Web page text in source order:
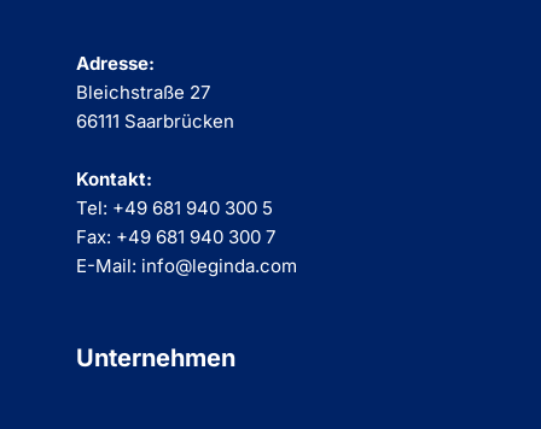
Adresse:
Bleichstraße 27
66111 Saarbrücken
Kontakt:
Tel: +49 681 940 300 5
Fax: +49 681 940 300 7
E-Mail: info@leginda.com
Unternehmen